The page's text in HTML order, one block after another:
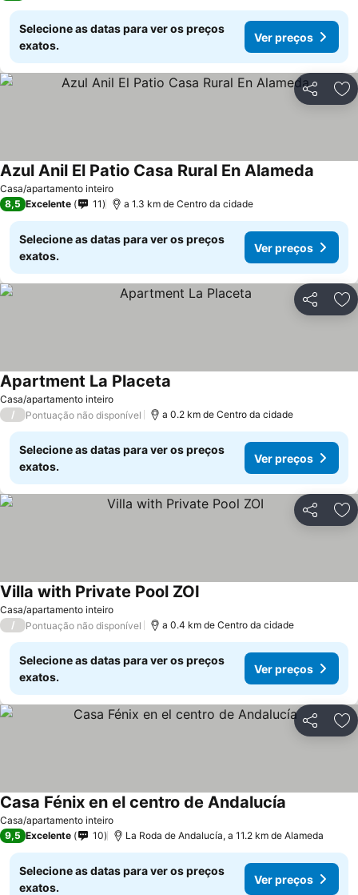
Selecione as datas para ver os preços
exatos.
Ver preços
Partilhar
Casa/apartamento inteiro
Azul Anil El Patio Casa Rural En Alameda
8,5 Excelente 11 a 1.3 km de Centro da cidade
Selecione as datas para ver os preços
exatos.
Ver preços
Partilhar
Casa/apartamento inteiro
Apartment La Placeta
/ Pontuação não disponível a 0.2 km de Centro da cidade
Selecione as datas para ver os preços
exatos.
Ver preços
Partilhar
Casa/apartamento inteiro
Villa with Private Pool ZOI
/ Pontuação não disponível a 0.4 km de Centro da cidade
Selecione as datas para ver os preços
exatos.
Ver preços
Partilhar
Casa/apartamento inteiro
Casa Fénix en el centro de Andalucía
9,5 Excelente 10 La Roda de Andalucía, a 11.2 km de Alameda
Selecione as datas para ver os preços
exatos.
Ver preços